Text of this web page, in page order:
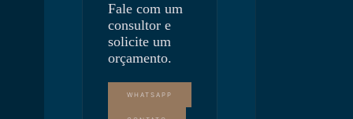
Fale com um
consultor e
solicite um
orçamento.
WHATSAPP